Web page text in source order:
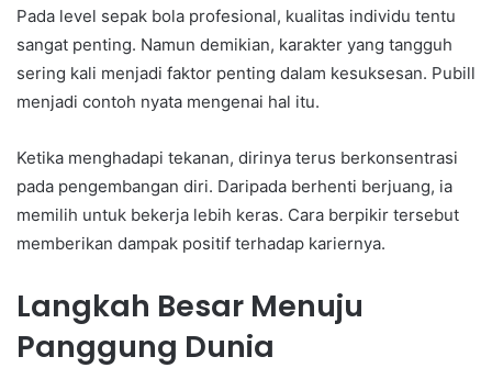
Pada level sepak bola profesional, kualitas individu tentu
sangat penting. Namun demikian, karakter yang tangguh
sering kali menjadi faktor penting dalam kesuksesan. Pubill
menjadi contoh nyata mengenai hal itu.
Ketika menghadapi tekanan, dirinya terus berkonsentrasi
pada pengembangan diri. Daripada berhenti berjuang, ia
memilih untuk bekerja lebih keras. Cara berpikir tersebut
memberikan dampak positif terhadap kariernya.
Langkah Besar Menuju
Panggung Dunia